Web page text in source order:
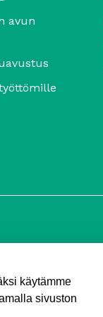
avun
käytämme
sivuston